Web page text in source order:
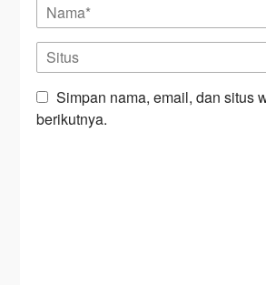
Simpan nama, email, dan situs
berikutnya.